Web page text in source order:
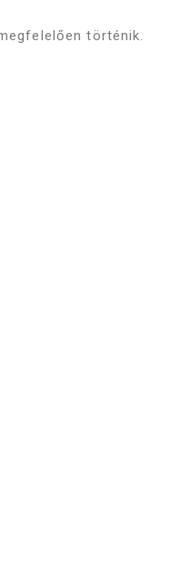
történik.